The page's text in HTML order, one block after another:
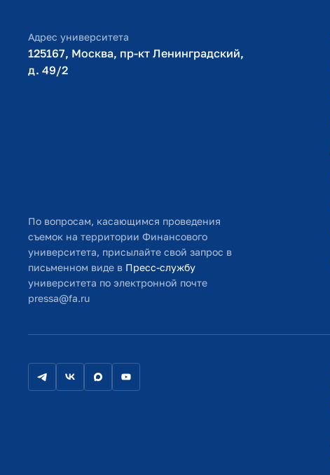
Адрес университета
125167, Москва, пр-кт Ленинградский,
д. 49/2​
По вопросам, касающимся проведения
съемок на территории Финансового
университета, присылайте свой запрос в
письменном виде в Пресс-службу
университета по электронной почте
pressa@fa.ru